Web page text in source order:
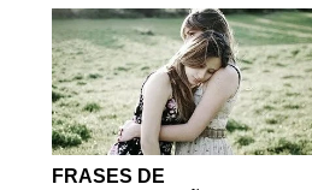
FRASES DE